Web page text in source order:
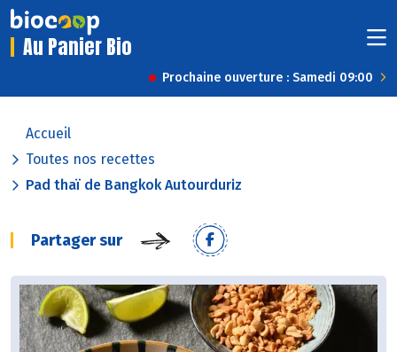
Au Panier Bio
Prochaine ouverture : Samedi 09:00
Accueil
Toutes nos recettes
Pad thaï de Bangkok Autourduriz
Partager sur